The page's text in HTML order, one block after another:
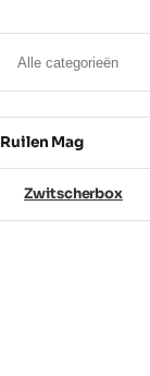
Ruilen Mag
Zwitscherbox